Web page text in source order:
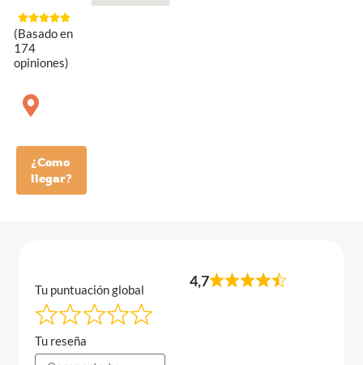
(Basado en
174
opiniones)
¿Como
llegar?
Tu puntuación global
Tu reseña
4,7